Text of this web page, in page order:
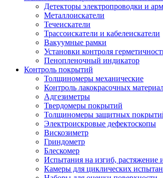
Детекторы электропроводки и
Металлоискатели
Течеискатели
Трассоискатели и кабелеискатели
Вакуумные рамки
Установки контроля
Пенопленочный индикатор
Контроль покрытий
Толщиномеры механические
Контроль лакокрасочных
Адгезиметры
Твердомеры покрытий
Толщиномеры защитных
Электроискровые дефектоскопы
Вискозиметр
Гриндометр
Блескомер
Испытания на изгиб, растяжение
Камеры для циклических